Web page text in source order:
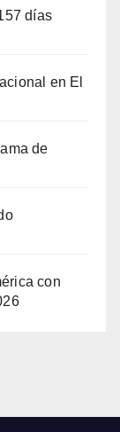
días
en El
de
con